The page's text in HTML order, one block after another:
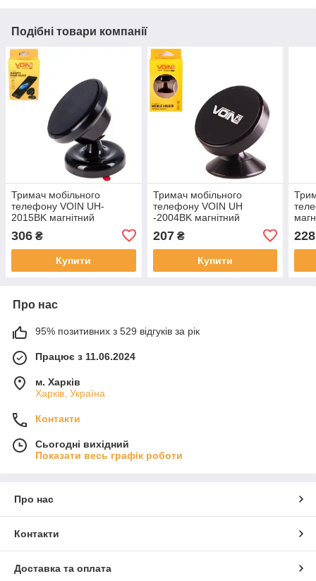
Подібні товари компанії
Тримач мобільного
телефону VOIN UH-
2015BK магнітний
306 ₴
Купити
Тримач мобільного
телефону VOIN UH
-2004BK магнітний
207₴
Купити
228
Про нас
95% позитивних з 529 відгуків за рік
Працює з 11.06.2024
м. Харків
Харків, Україна
Контакти
Сьогодні вихідний
Показати весь графік роботи
Про нас
Контакти
Доставка та оплата